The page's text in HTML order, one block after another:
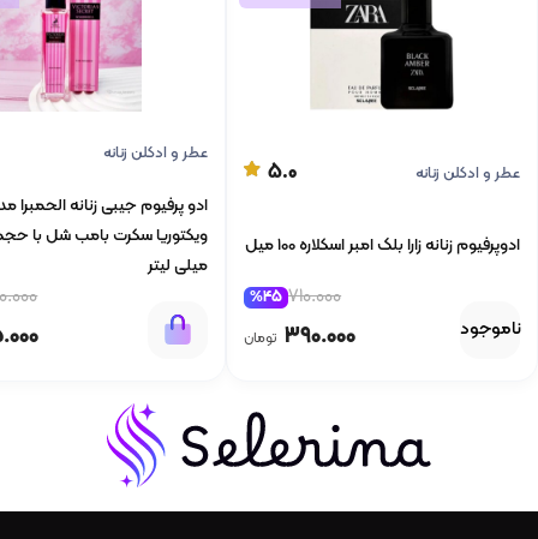
عطر و ادکلن زنانه 5.0
ادوپرفیوم زنانه زارا بلک امبر اسکلاره 100 میل
710.000
%45
390.000 تومان ناموجود
عطر و ادکلن زنانه
ادو پرفیوم جیبی زنانه الحمبرا
میلی لیتر